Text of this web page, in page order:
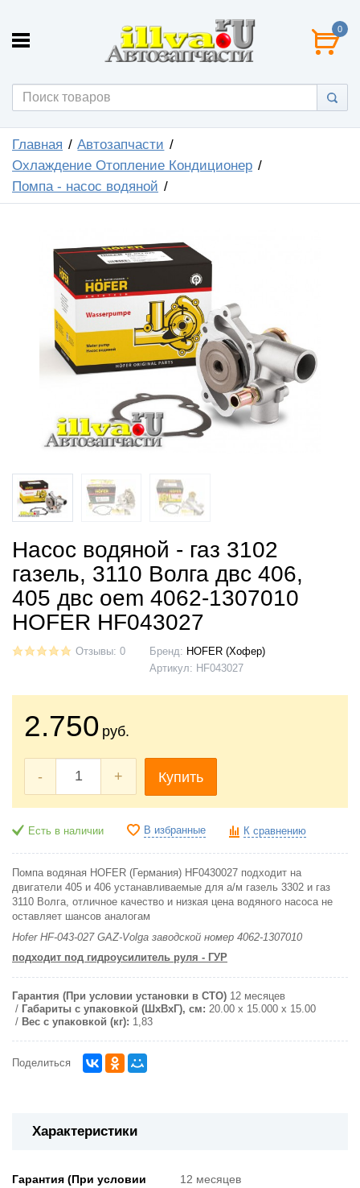
0
Главная
Автозапчасти
Охлаждение Отопление Кондиционер
Помпа - насос водяной
Насос водяной - газ 3102
газель, 3110 Волга двс 406,
405 двс oem 4062-1307010
HOFER HF043027
Отзывы: 0 Бренд: HOFER (Хофер)
Артикул: HF043027
2.750 руб.
- + Купить
Есть в наличии В избранные К сравнению
Помпа водяная HOFER (Германия) HF0430027 подходит на
двигатели 405 и 406 устанавливаемые для а/м газель 3302 и газ
3110 Волга, отличное качество и низкая цена водяного насоса не
оставляет шансов аналогам
Hofer HF-043-027 GAZ-Volga заводской номер 4062-1307010
подходит под гидроусилитель руля - ГУР
Гарантия (При условии установки в СТО) 12 месяцев
Габариты с упаковкой (ШxВxГ), см: 20.00 x 15.000 x 15.00
Вес с упаковкой (кг): 1,83
Поделиться
Характеристики
Гарантия (При условии
12 месяцев